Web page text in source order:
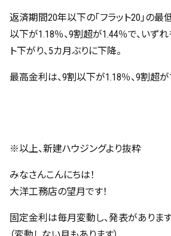
返済期間20年以下の「フラット20」の最
以下が1.18％、9割超が1.44％で、いず
ト下がり、5カ月ぶりに下降。
最高金利は、9割以下が1.18％、9割超が
※以上、新建ハウジングより抜粋
みなさんこんにちは！
大洋工務店の望月です！
固定金利は毎月変動し、発表があります